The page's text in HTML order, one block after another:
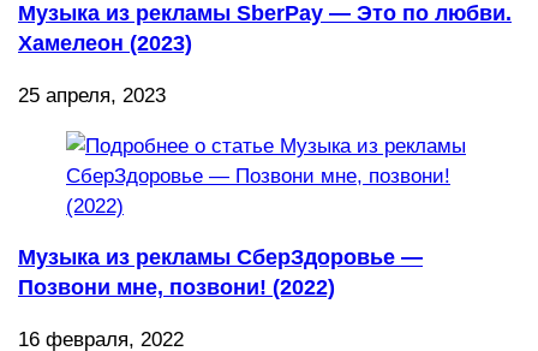
Музыка из рекламы SberPay — Это по любви.
Хамелеон (2023)
25 апреля, 2023
Музыка из рекламы СберЗдоровье —
Позвони мне, позвони! (2022)
16 февраля, 2022